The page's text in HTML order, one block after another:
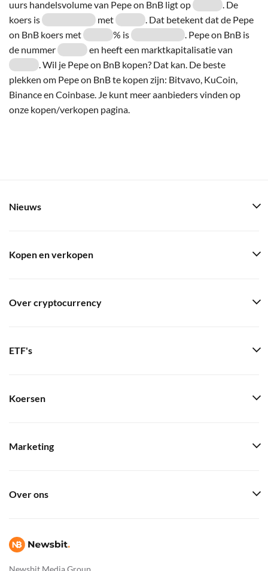
uurs handelsvolume van Pepe on BnB ligt op
. De
koers is
met
. Dat betekent dat de Pepe
on BnB koers met
% is
. Pepe on BnB is
de nummer
en heeft een marktkapitalisatie van
. Wil je Pepe on BnB kopen? Dat kan. De beste
plekken om Pepe on BnB te kopen zijn: Bitvavo, KuCoin,
Binance en Coinbase. Je kunt meer aanbieders vinden op
onze kopen/verkopen pagina.
Newsbit Media Group
Nieuws
Kopen en verkopen
Over cryptocurrency
ETF's
Koersen
Marketing
Over ons